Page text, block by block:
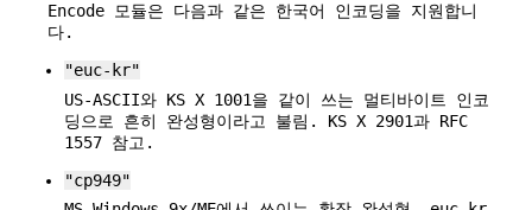
Encode 모듈은 다음과 같은 한국어 인코딩을 지원합니
다.
"euc-kr"
US-ASCII와 KS X 1001을 같이 쓰는 멀티바이트 인코
딩으로 흔히 완성형이라고 불림. KS X 2901과 RFC
1557 참고.
"cp949"